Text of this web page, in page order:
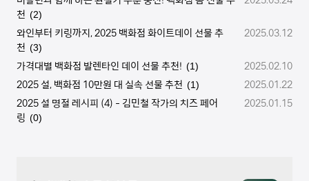
천 (2)
와인부터 키링까지, 2025 백화점 화이트데이 선물 추
천 (3)
2025.03.12
가격대별 백화점 발렌타인 데이 선물 추천! (1)
2025.02.10
2025 설, 백화점 10만원 대 실속 선물 추천 (1)
2025.01.22
2025 설 명절 레시피 (4) - 김민철 작가의 치즈 페어
링 (0)
2025.01.15